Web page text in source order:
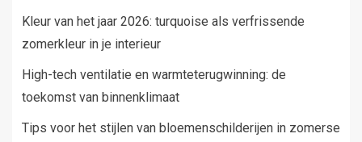
Kleur van het jaar 2026: turquoise als verfrissende
zomerkleur in je interieur
High-tech ventilatie en warmteterugwinning: de
toekomst van binnenklimaat
Tips voor het stijlen van bloemenschilderijen in zomerse